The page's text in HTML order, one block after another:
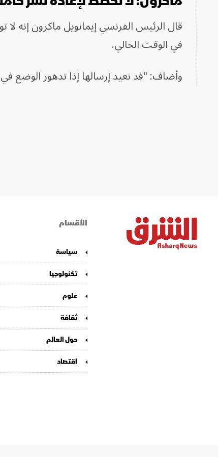
قال الرئيس الفرنسي إيمانويل ماكرون
في الوقت الحالي.
وأضاف: "قد نعيد إرسالها إذا تدهور الوضع
الأقسام
سياسة
تكنولوجيا
علوم
ثقافة
حول العالم
اقتصاد